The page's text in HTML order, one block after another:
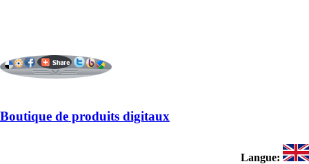
Boutique de produits digitaux
Langue: